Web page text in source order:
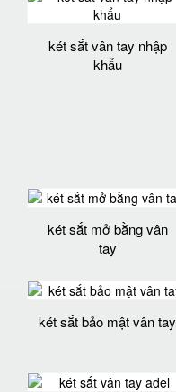
két sắt vân tay nhập
khẩu
két sắt mở bằng vân
tay
két sắt bảo mật vân tay